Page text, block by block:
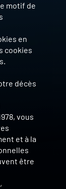
motif de
en
cookies
décès
vous
et à la
être